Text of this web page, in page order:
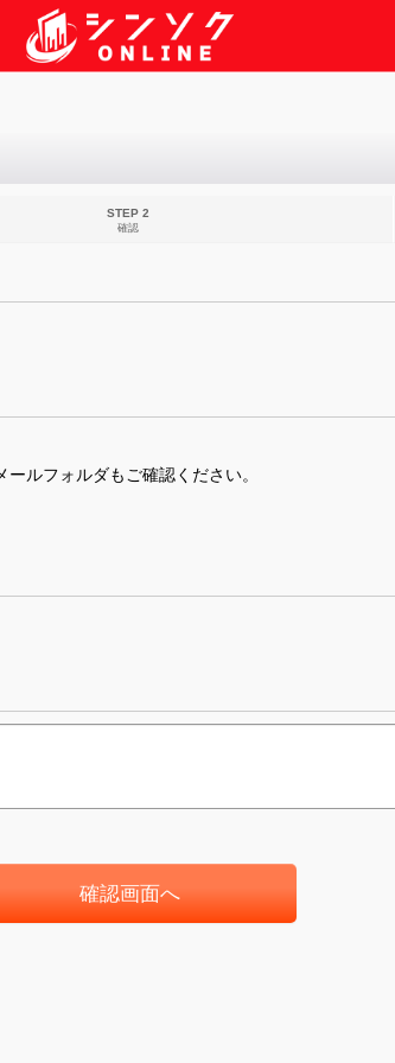
STEP 2
確認
ルフォルダもご確認ください。
確認画面へ